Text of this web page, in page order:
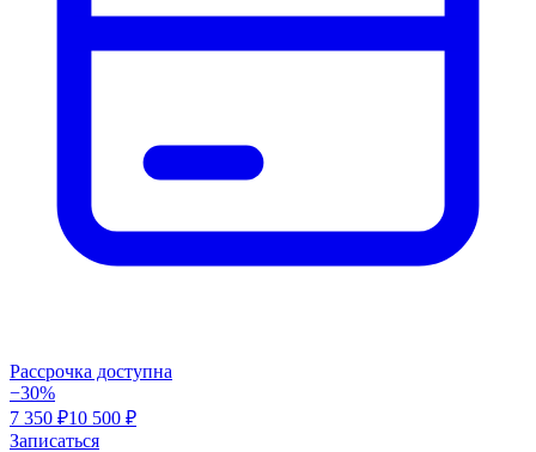
Рассрочка доступна
−30%
7 350 ₽10 500 ₽
Записаться